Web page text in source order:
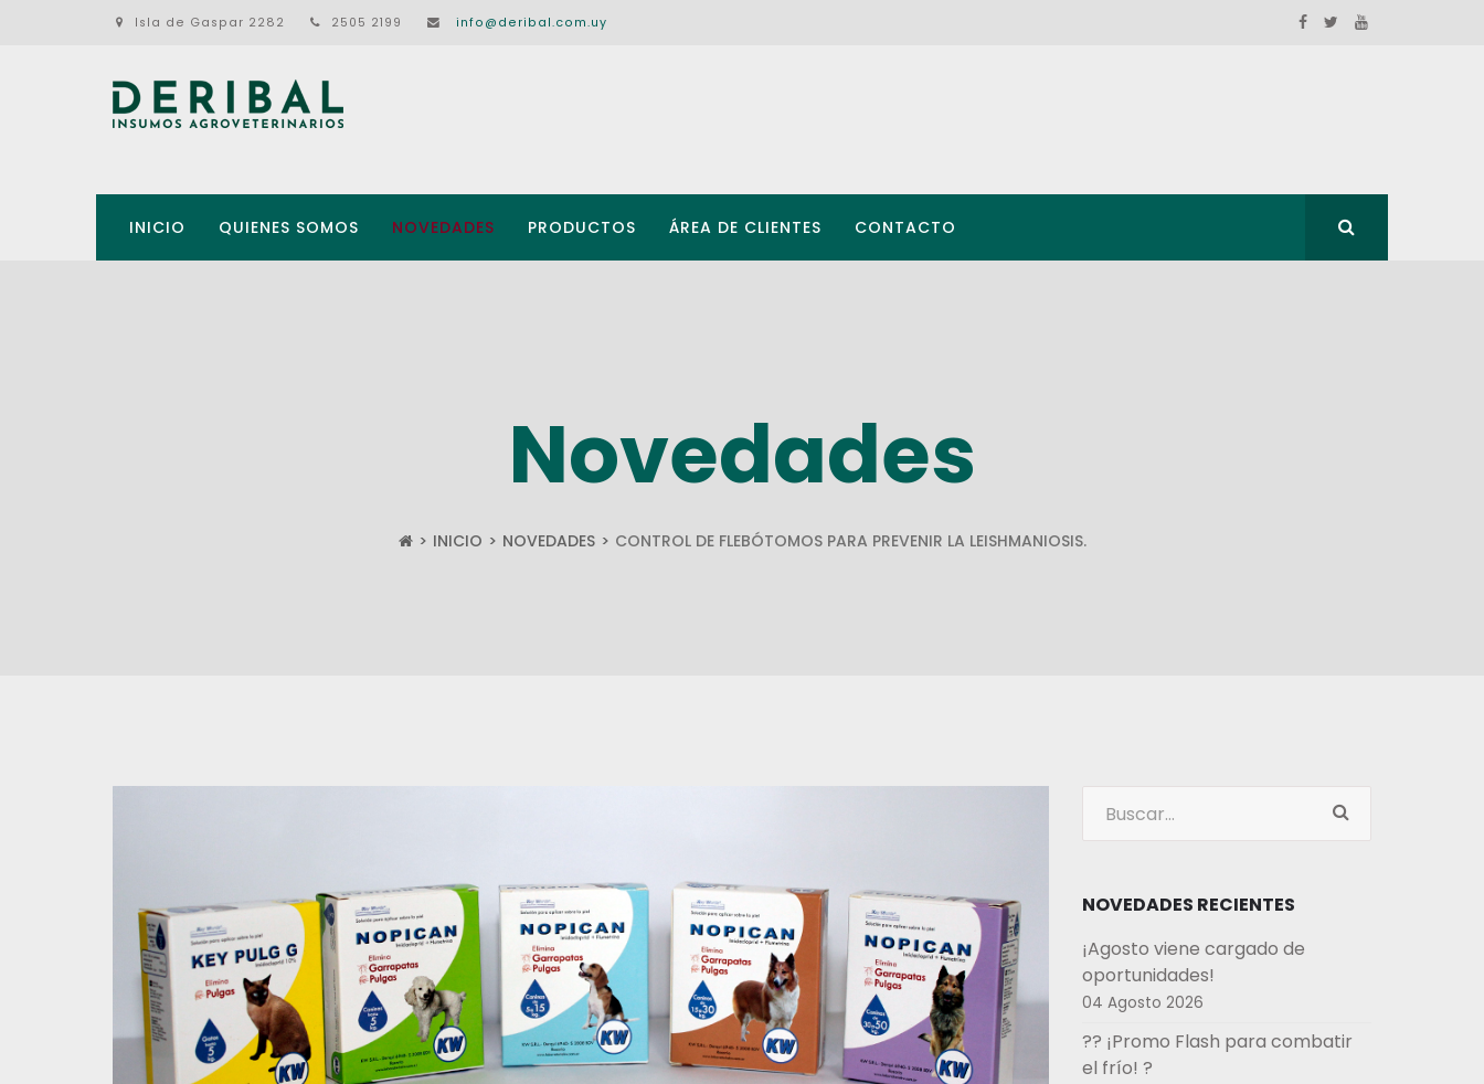
Isla de Gaspar 2282 2505 2199 info@deribal.com.uy
INICIO QUIENES SOMOS NOVEDADES PRODUCTOS ÁREA DE CLIENTES CONTACTO
Novedades
INICIO NOVEDADES CONTROL DE FLEBÓTOMOS PARA PREVENIR LA LEISHMANIOSIS.
NOVEDADES RECIENTES
¡Agosto viene cargado de
oportunidades!
04 Agosto 2026
?? ¡Promo Flash para combatir
el frío! ?